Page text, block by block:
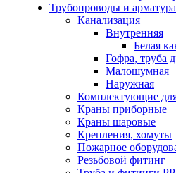
Трубопроводы и арматура
Канализация
Внутренняя
Белая
Гофра, труба
Малошумная
Наружная
Комплектующие
Краны приборные
Краны шаровые
Крепления, хомуты
Пожарное
Резьбовой фитинг